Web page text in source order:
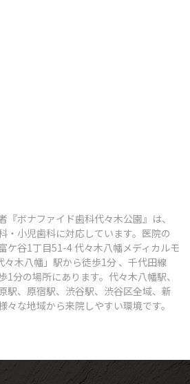
『ボナファイド歯科代々木公園』は、
・小児歯科に対応しています。医院の
ケ谷1丁目51-4 代々木八幡メディカルモ
々木八幡」駅から徒歩1分 、千代田線
1分の場所にあります。代々木八幡駅、
駅、原宿駅、渋谷駅、渋谷区全域、新
な地域から来院しやすい環境です。